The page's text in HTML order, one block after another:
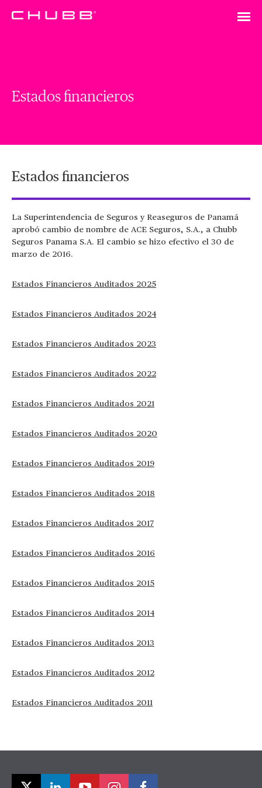
Estados financieros
Estados financieros
La Superintendencia de Seguros y Reaseguros de Panamá
aprobó cambio de nombre de ACE Seguros, S.A., a Chubb
Seguros Panama S.A. El cambio se hizo efectivo el 30 de
marzo de 2016.
Estados Financieros Auditados 2025
Estados Financieros Auditados 2024
Estados Financieros Auditados 2023
Estados Financieros Auditados 2022
Estados Financieros Auditados 2021
Estados Financieros Auditados 2020
Estados Financieros Auditados 2019
Estados Financieros Auditados 2018
Estados Financieros Auditados 2017
Estados Financieros Auditados 2016
Estados Financieros Auditados 2015
Estados Financieros Auditados 2014
Estados Financieros Auditados 2013
Estados Financieros Auditados 2012
Estados Financieros Auditados 2011